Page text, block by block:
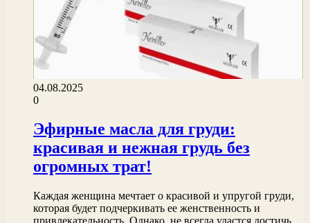
04.08.2025
0
Эфирные масла для груди:
красивая и нежная грудь без
огромных трат!
Каждая женщина мечтает о красивой и упругой груди,
которая будет подчеркивать ее женственность и